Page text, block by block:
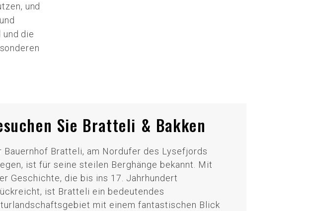
und
die
Sie Bratteli & Bakken
Bauernhof Bratteli, am Nordufer des Lysefjords
ist für seine steilen Berghänge bekannt. Mit
Geschichte, die bis ins 17. Jahrhundert
ist Bratteli ein bedeutendes
mit einem fantastischen Blick